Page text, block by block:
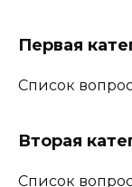
Первая
Список
Вторая
Список